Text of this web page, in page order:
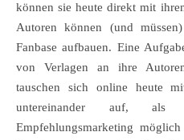
können sie heute direkt mit
Autoren können (und
Fanbase aufbauen. Eine
von Verlagen an ihre
tauschen sich online heute
untereinander auf, als
Empfehlungsmarketing